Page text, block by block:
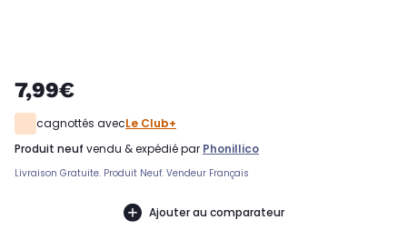
7,99€
cagnottés avecLe Club+
produit neuf vendu & expédié par Phonillico
Livraison Gratuite. Produit Neuf. Vendeur Français
Ajouter au comparateur